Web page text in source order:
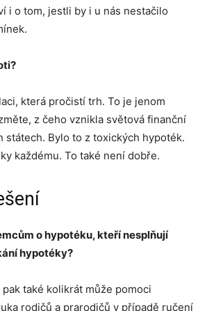
i o tom, jestli by i u nás nestačilo
která pročistí trh. To je jenom
z čeho vznikla světová finanční
státech. Bylo to z toxických hypoték.
každému. To také není dobře.
o hypotéku, kteří nesplňují
hypotéky?
také kolikrát může pomoci
rodičů a prarodičů v případě ručení